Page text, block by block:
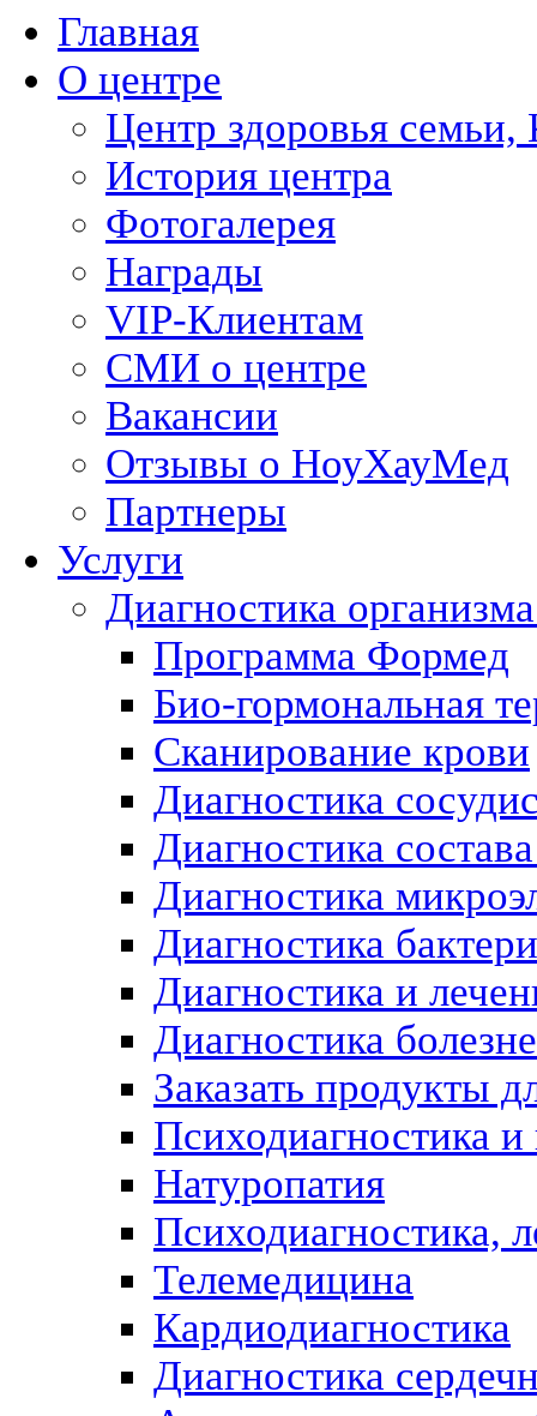
Главная
О центре
Центр здоровья семьи,
История центра
Фотогалерея
Награды
VIP-Клиентам
СМИ о центре
Вакансии
Отзывы о НоуХауМед
Партнеры
Услуги
Диагностика
Программа Формед
Био-гормональная
Сканирование крови
Диагностика
Диагностика
Диагностика
Диагностика
Диагностика и
Диагностика
Заказать продукты
Психодиагностика
Натуропатия
Психодиагностика,
Телемедицина
Кардиодиагностика
Диагностика